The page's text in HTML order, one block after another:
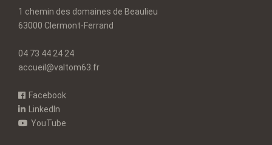
1 chemin des domaines de Beaulieu
63000 Clermont-Ferrand
04 73 44 24 24
accueil@valtom63.fr
Facebook
LinkedIn
YouTube